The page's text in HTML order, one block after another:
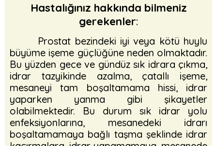
Hastalığınız hakkında bilmeniz
gerekenler:
Prostat bezindeki iyi veya kötü huylu
büyüme işeme güçlüğüne neden olmaktadır.
Bu yüzden gece ve gündüz sık idrara çıkma,
idrar tazyikinde azalma, çatallı işeme,
mesaneyi tam boşaltamama hissi, idrar
yaparken yanma gibi şikayetler
olabilmektedir. Bu durum sık idrar yolu
enfeksiyonlarına, mesanedeki idrarı
boşaltamamaya bağlı taşma şeklinde idrar